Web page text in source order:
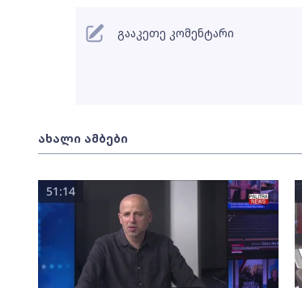
ახალი ამბები
51:14
გააკეთე კომენტარი